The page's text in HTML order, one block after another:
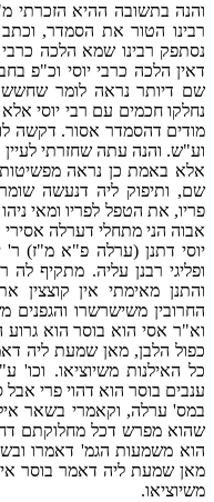
והנה בתשובה ההיא
רבינו הטור את הסמדר,
נסתפק רבינו שמא הלכה
דאין הלכה כרבי יוסי וכ"פ
שם דיותר נראה לומר
נחלקו חכמים עם רבי יוסי
מודים דהסמדר אסור. דקשה
וע"ש. והנה עתה שחזרתי
אלא באמת כן נראה
שם, ותיפוק ליה דנעשה
פריו, את הטפל לפריו ומאי
אבוה הני מתחלי דערלה אסירי
יוסי דתנן (ערלה פ"א מ"ז) ר'
ופליגי רבנן עליה. מתקיף לה
והתנן מאימתי אין קוצצין
החרובין משישרשרו והגפנים
וא"ר אסי הוא בוסר הוא גרוע
כפול הלבן, מאן שמעת ליה
כל האילנות משיוציאו.
ענבים בוסר הוא דהוי פרי אבל
במס' ערלה, וקאמרי בשאר
שהוא מפרש דכל מחלוקתם
הוא משמעות הגמ' דאמרו
מאן שמעת ליה דאמר בוסר
משיוציאו.